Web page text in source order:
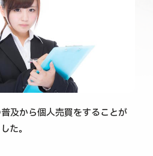
及から個人売買をすることが
た。